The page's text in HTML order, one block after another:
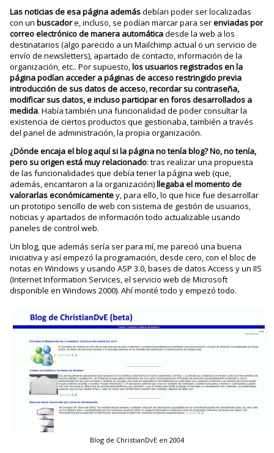
Las noticias de esa página ademásdebían poder ser localizadas
con unbuscadore, incluso, se podían marcar para serenviadas por
correo electrónico de manera automáticadesde la web a los
destinatarios (algo parecido a un Mailchimp actual o un servicio de
envío de newsletters), apartado de contacto, información de la
organización, etc.. Por supuesto,los usuarios registrados en la
página podían acceder a páginas de acceso restringido previa
introducción de sus datos de acceso, recordar su contraseña,
modificar sus datos, e incluso participar en foros desarrollados a
medida. Había también una funcionalidad de poder consultar la
existencia de ciertos productos que gestionaba, también a través
del panel de administración, la propia organización.
¿Dónde encaja el blog aquí si la página no tenía blog? No, no tenía,
pero su origen está muy relacionado: tras realizar una propuesta
de las funcionalidades que debía tener la página web (que,
además, encantaron a la organización)llegaba el momento de
valorarlas económicamentey, para ello, lo que hice fue desarrollar
un prototipo sencillo de web con sistema de gestión de usuarios,
noticias y apartados de información todo actualizable usando
paneles de control web.
Un blog, que además sería ser para mí, me pareció una buena
iniciativa y así empezó la programación, desde cero, con el bloc de
notas en Windows y usando ASP 3.0, bases de datos Access y un IIS
(Internet Information Services, el servicio web de Microsoft
disponible en Windows 2000). Ahí monté todo y empezó todo.
Blog de ChristianDvE en 2004